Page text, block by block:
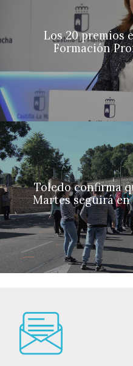
Los 20 premios
Formación
Toledo confirma
Martes seguirá